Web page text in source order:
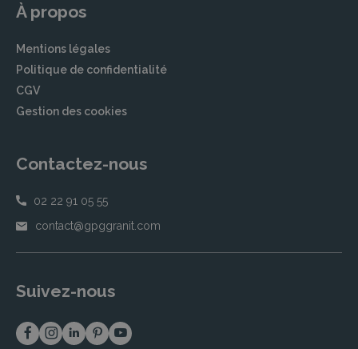
À propos
Mentions légales
Politique de confidentialité
CGV
Gestion des cookies
Contactez-nous
02 22 91 05 55
contact@gpggranit.com
Suivez-nous